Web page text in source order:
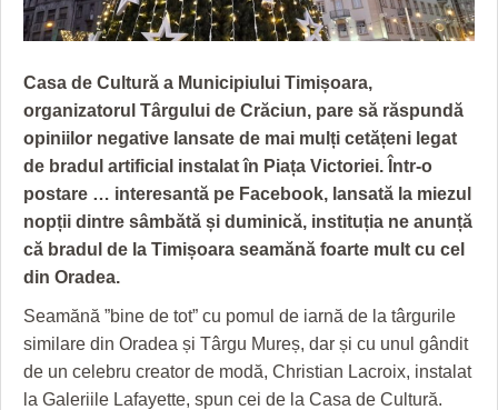
GRĂDINA TAICII DOMNULUI
ZIARISTU’ DE TERASĂ
CU OIŞTEA-N KIERKEGAARD
FINANŢĂRI DE LA A LA Z
CRONICĂ DE FILM
UNDE MERGEM
FILME DOCUMENTARE
CLIPURI VIDEO
ACCIDENTE
INFO SI UTILE
CULTURA
JUSTITIE
CLIPURI VIDEO
JOCURI ONLINE
Casa de Cultură a Municipiului Timișoara,
organizatorul Târgului de Crăciun, pare să răspundă
opiniilor negative lansate de mai mulți cetățeni legat
de bradul artificial instalat în Piața Victoriei. Într-o
postare … interesantă pe Facebook, lansată la miezul
nopții dintre sâmbătă și duminică, instituția ne anunță
că bradul de la Timișoara seamănă foarte mult cu cel
din Oradea.
Seamănă ”bine de tot” cu pomul de iarnă de la târgurile
similare din Oradea și Târgu Mureș, dar și cu unul gândit
de un celebru creator de modă, Christian Lacroix, instalat
la Galeriile Lafayette, spun cei de la Casa de Cultură.